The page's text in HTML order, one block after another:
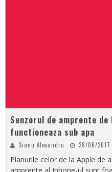
Senzorul de amprente de
functioneaza sub apa
Sianu Alexandru 28/06/2017
Planurile celor de la Apple de
amprente al Iphone-ul sunt